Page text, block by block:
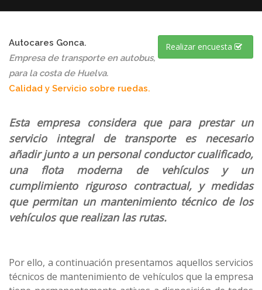
Realizar encuesta
Autocares Gonca.
Empresa de transporte en autobus,
para la costa de Huelva.
Calidad y Servicio sobre ruedas.
Estaempresa considera que para prestar un
servicio integral de transporte es necesario
añadir junto a un personal conductor cualificado,
una flota moderna de vehículos y un
cumplimiento riguroso contractual, y medidas
que permitan un mantenimiento técnico de los
vehículos que realizan las rutas.
Por ello, a continuación presentamos aquellos servicios
técnicos de mantenimiento de vehículos que la empresa